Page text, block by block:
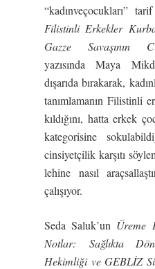
“kadınveçocukları”
Filistinli Erkekler
Gazze Savaşının
yazısında Maya
dışarıda bırakarak,
tanımlamanın Filistinli
kıldığını, hatta erkek
kategorisine
cinsiyetçilik karşıtı
lehine nasıl
çalışıyor.
Seda Saluk’un Üreme
Notlar: Sağlıkta
Hekimliği ve GEBLİZ